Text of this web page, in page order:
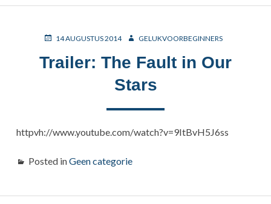
POSTED14 AUGUSTUS 2014 AUTHOR
GELUKVOORBEGINNERS
Trailer: The Fault in Our
Stars
httpvh://www.youtube.com/watch?v=9ItBvH5J6ss
Posted inGeen categorie